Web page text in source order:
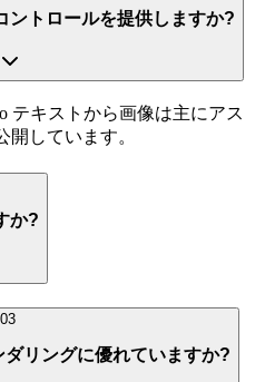
ントロールを提供しますか?
テキストから画像は主にアス
しています。
か?
03
リングに優れていますか?